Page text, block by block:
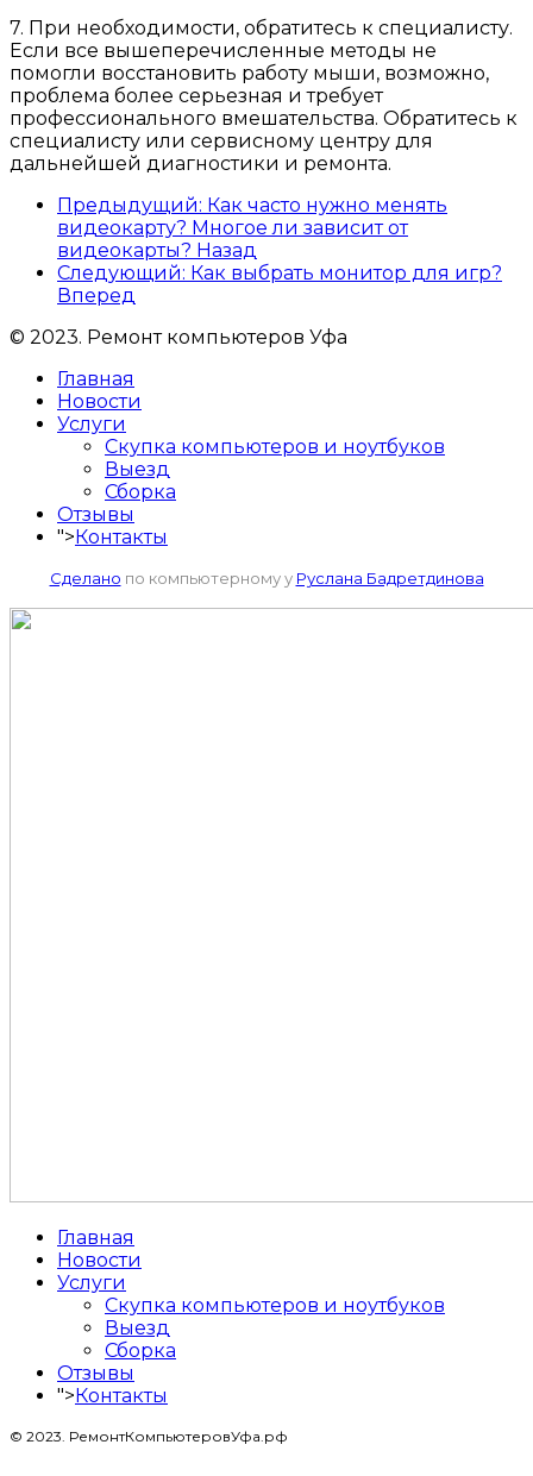
7. При необходимости, обратитесь к специалисту.
Если все вышеперечисленные методы не
помогли восстановить работу мыши, возможно,
проблема более серьезная и требует
профессионального вмешательства. Обратитесь к
специалисту или сервисному центру для
дальнейшей диагностики и ремонта.
Предыдущий: Как часто нужно менять
видеокарту? Многое ли зависит от
видеокарты? Назад
Следующий: Как выбрать монитор для игр?
Вперед
© 2023. Ремонт компьютеров Уфа
Главная
Новости
Услуги
Скупка компьютеров и ноутбуков
Выезд
Сборка
Отзывы
"> Контакты
Сделано по компьютерному у Руслана Бадретдинова
Главная
Новости
Услуги
Скупка компьютеров и ноутбуков
Выезд
Сборка
Отзывы
"> Контакты
© 2023. РемонтКомпьютеровУфа.рф